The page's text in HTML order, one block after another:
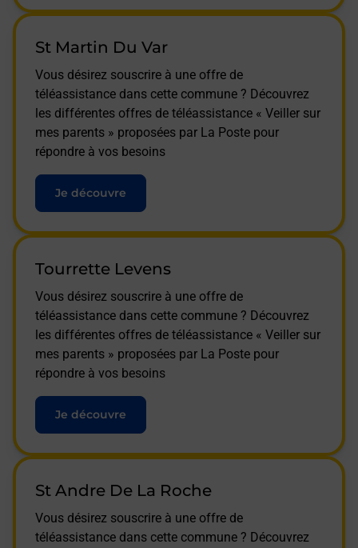
St Martin Du Var
Vous désirez souscrire à une offre de
téléassistance dans cette commune ? Découvrez
les différentes offres de téléassistance « Veiller sur
mes parents » proposées par La Poste pour
répondre à vos besoins
Je découvre
Tourrette Levens
Vous désirez souscrire à une offre de
téléassistance dans cette commune ? Découvrez
les différentes offres de téléassistance « Veiller sur
mes parents » proposées par La Poste pour
répondre à vos besoins
Je découvre
St Andre De La Roche
Vous désirez souscrire à une offre de
téléassistance dans cette commune ? Découvrez